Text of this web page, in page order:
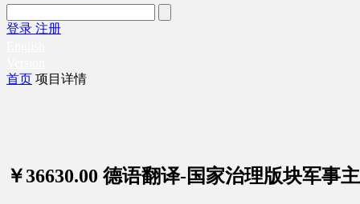
登录 注册
首页 项目详情
￥36630.00 德语翻译-国家治理版块军事